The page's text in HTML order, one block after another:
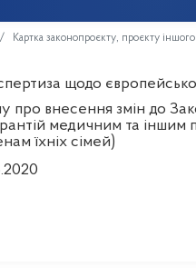
Картка законопроєкту, проєкту іншого
щодо європейської
про внесення змін до
медичним та іншим
їхніх сімей)